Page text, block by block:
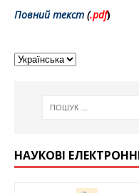
Повний текст (.pdf)
НАУКОВІ